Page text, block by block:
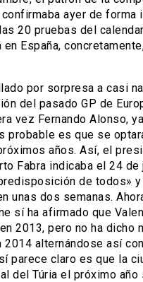
ayer de forma
20 pruebas del
España,
por sorpresa a casi
del pasado GP de
vez Fernando Alonso,
probable es que se
años. Así, el
Fabra indicaba el 24 de
de todos»
unas dos semanas.
sí ha afirmado que
2013, pero no ha dicho
alternándose así con
parece claro es que la
del Túria el próximo año